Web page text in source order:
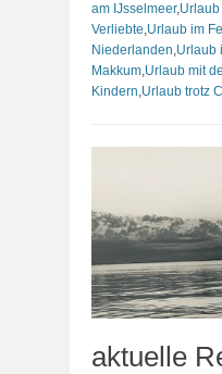
am IJsselmeer,
Verliebte,Urlaub im
Niederlanden,Urlaub
Makkum,Urlaub mit
Kindern,Urlaub trotz
aktuelle